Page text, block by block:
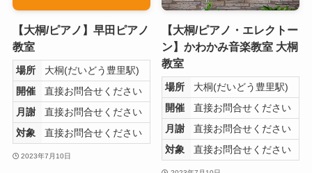
【大桐/ピアノ】早田ピアノ
教室
場所
大桐(だいどう豊里駅)
開催
直接お問合せください
月謝
直接お問合せください
対象
直接お問合せください
2023年7月10日
【大桐/ピアノ・エレクトー
ン】かわかみ音楽教室 大桐
教室
場所
大桐(だいどう豊里駅)
開催
直接お問合せください
月謝
直接お問合せください
対象
直接お問合せください